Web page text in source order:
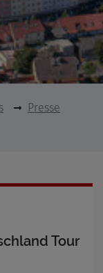
Presse
Tour